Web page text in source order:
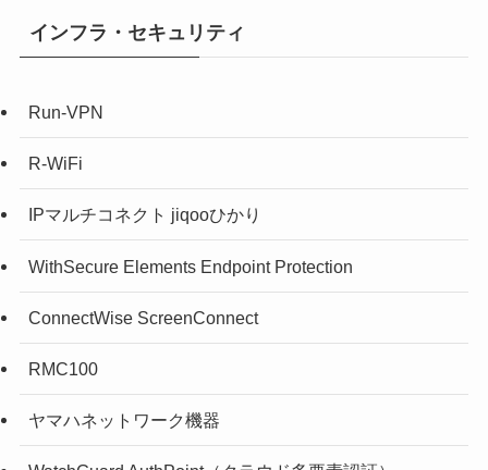
インフラ・セキュリティ
Run-VPN
R-WiFi
IPマルチコネクト jiqooひかり
WithSecure Elements Endpoint Protection
ConnectWise ScreenConnect
RMC100
ヤマハネットワーク機器